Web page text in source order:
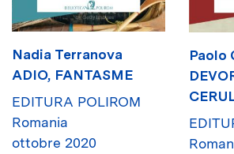
Nadia Terranova
ADIO, FANTASME
EDITURA POLIROM
Romania
ottobre 2020
Paolo